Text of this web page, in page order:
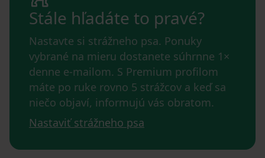
Stále hľadáte to pravé?
Nastavte si strážneho psa. Ponuky
vybrané na mieru dostanete súhrnne 1×
denne e-mailom. S Premium profilom
máte po ruke rovno 5 strážcov a keď sa
niečo objaví, informujú vás obratom.
Nastaviť strážneho psa